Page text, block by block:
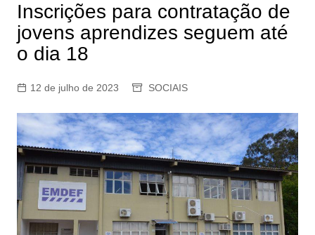
Inscrições para contratação de
jovens aprendizes seguem até
o dia 18
12 de julho de 2023 SOCIAIS